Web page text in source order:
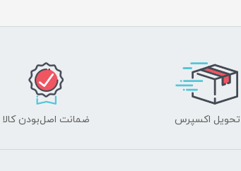
تحویل اکسپرس ضمانت اصل‌بودن کالا